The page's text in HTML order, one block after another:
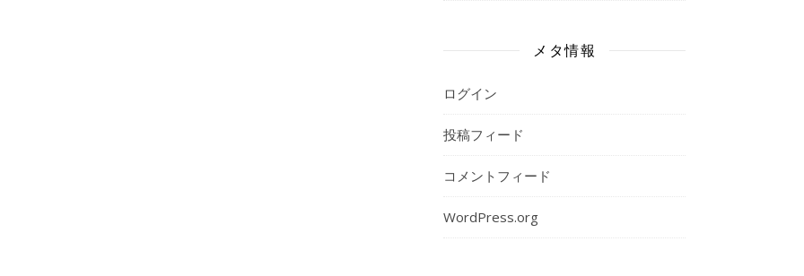
メタ情報
ログイン
投稿フィード
コメントフィード
WordPress.org